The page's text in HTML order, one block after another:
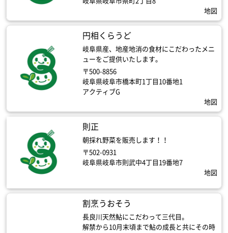
地図
円相くらうど
岐阜県産、地産地消の食材にこだわったメニ
ューをご提供いたします。
〒500-8856
岐阜県岐阜市橋本町1丁目10番地1
アクティブG
地図
則正
朝採れ野菜を販売します！！
〒502-0931
岐阜県岐阜市則武中4丁目19番地7
地図
割烹うおそう
長良川天然鮎にこだわって三代目。
解禁から10月末頃まで鮎の成長と共にその時